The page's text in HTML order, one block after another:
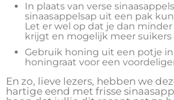
In plaats van verse
sinaasappelsap uit een pak
Let er wel op dat je dan minder
krijgt en mogelijk meer
Gebruik honing uit een potje in
honingraat voor een
En zo, lieve lezers, hebben we
hartige eend met frisse